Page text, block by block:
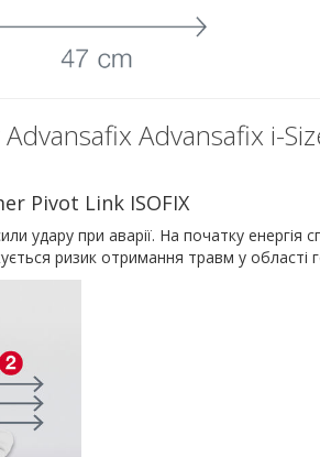
Advansafix Advansafix i-
Pivot Link ISOFIX
удару при аварії. На початку енергія
ризик отримання травм у області